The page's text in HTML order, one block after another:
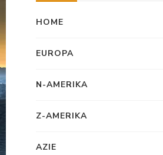
HOME
EUROPA
N-AMERIKA
Z-AMERIKA
AZIE